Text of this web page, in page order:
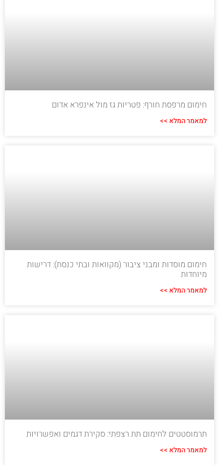
חימום מרפסת חורף: פטריות גז מול אינפרא אדום
למאמר המלא >>
חימום מוסדות ומבני ציבור (מקוואות ובתי כנסת): דרישות
מיוחדות
למאמר המלא >>
תרמוסטטים לחימום תת רצפתי: סקירת דגמים ואפשרויות
למאמר המלא >>